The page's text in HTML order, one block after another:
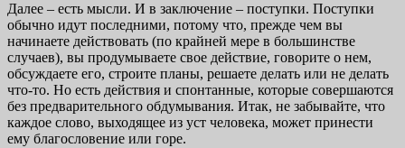
Далее – есть мысли. И в заключение – поступки. Поступки
обычно идут последними, потому что, прежде чем вы
начинаете действовать (по крайней мере в большинстве
случаев), вы продумываете свое действие, говорите о нем,
обсуждаете его, строите планы, решаете делать или не делать
что-то. Но есть действия и спонтанные, которые совершаются
без предварительного обдумывания. Итак, не забывайте, что
каждое слово, выходящее из уст человека, может принести
ему благословение или горе.